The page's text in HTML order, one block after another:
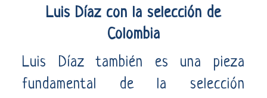
Luis Díaz con la selección de
Colombia
Luis Díaz también es una pieza
fundamental de la selección